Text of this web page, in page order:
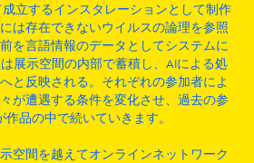
成立するインスタレーションとして制作
は存在できないウイルスの論理を参照
を言語情報のデータとしてシステムに
展示空間の内部で蓄積し、AIによる処
と反映される。それぞれの参加者によ
が遭遇する条件を変化させ、過去の参
作品の中で続いていきます。
空間を越えてオンラインネットワーク